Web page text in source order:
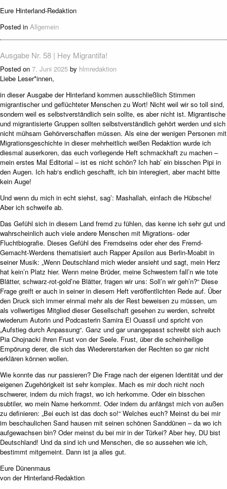
Eure Hinterland-Redaktion
Posted in Allgemein
Ausgabe Nr. 58 | Hey Migrantifa!
Posted on 7. Juni 2025 by hlmredaktion
Liebe Leser*innen,
in dieser Ausgabe der Hinterland kommen ausschließlich Stimmen
migrantischer und geflüchteter Menschen zu Wort! Nicht weil wir so toll sind,
sondern weil es selbstverständlich sein sollte, es aber nicht ist. Migrantische
und migrantisierte Gruppen sollten selbstverständlich gehört werden und sich
nicht mühsam Gehörverschaffen müssen. Als eine der wenigen Personen mit
Migrationsgeschichte in dieser mehrheitlich weißen Redaktion wurde ich
diesmal auserkoren, das euch vorliegende Heft schmackhaft zu machen –
mein erstes Mal Editorial – ist es nicht schön? Ich hab’ ein bisschen Pipi in
den Augen. Ich hab‘s endlich geschafft, ich bin interegiert, aber macht bitte
kein Auge!
Und wenn du mich in echt siehst, sag’: Mashallah, einfach die Hübsche!
Aber ich schweife ab.
Das Gefühl sich in diesem Land fremd zu fühlen, das kenne ich sehr gut und
wahrscheinlich auch viele andere Menschen mit Migrations- oder
Fluchtbiografie. Dieses Gefühl des Fremdseins oder eher des Fremd-
Gemacht-Werdens thematisiert auch Rapper Apsilon aus Berlin-Moabit in
seiner Musik: „Wenn Deutschland mich wieder ansieht und sagt, mein Herz
hat kein’n Platz hier. Wenn meine Brüder, meine Schwestern fall’n wie tote
Blätter, schwarz-rot-gold’ne Blätter, fragen wir uns: Soll’n wir geh’n?“ Diese
Frage greift er auch in seiner in diesem Heft veröffentlichten Rede auf. Über
den Druck sich immer einmal mehr als der Rest beweisen zu müssen, um
als vollwertiges Mitglied dieser Gesellschaft gesehen zu werden, schreibt
wiederum Autorin und Podcasterin Samira El Ouassil und spricht von
„Aufstieg durch Anpassung“. Ganz und gar unangepasst schreibt sich auch
Pia Chojnacki ihren Frust von der Seele. Frust, über die scheinheilige
Empörung derer, die sich das Wiedererstarken der Rechten so gar nicht
erklären können wollen.
Wie konnte das nur passieren? Die Frage nach der eigenen Identität und der
eigenen Zugehörigkeit ist sehr komplex. Mach es mir doch nicht noch
schwerer, indem du mich fragst, wo ich herkomme. Oder ein bisschen
subtiler, wo mein Name herkommt. Oder indem du anfängst mich von außen
zu definieren: „Bei euch ist das doch so!“ Welches euch? Meinst du bei mir
im beschaulichen Sand hausen mit seinen schönen Sanddünen – da wo ich
aufgewachsen bin? Oder meinst du bei mir in der Türkei? Aber hey, DU bist
Deutschland! Und da sind ich und Menschen, die so aussehen wie ich,
bestimmt mitgemeint. Dann ist ja alles gut.
Eure Dünenmaus
von der Hinterland-Redaktion